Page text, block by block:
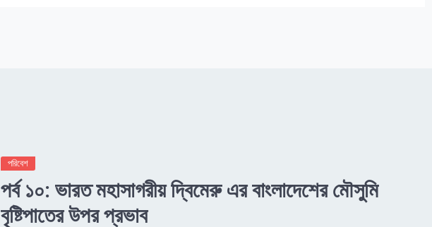
পরিবেশ
পর্ব ১০: ভারত মহাসাগরীয় দ্বিমেরু এর বাংলাদেশের মৌসুমি
বৃষ্টিপাতের উপর প্রভাব